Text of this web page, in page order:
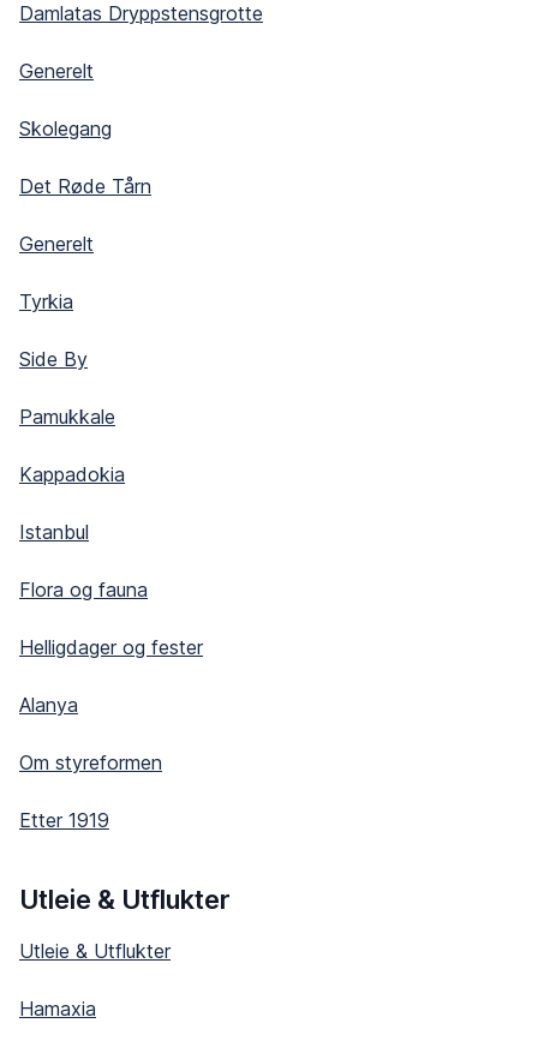
Damlatas Dryppstensgrotte
Generelt
Skolegang
Det Røde Tårn
Generelt
Tyrkia
Side By
Pamukkale
Kappadokia
Istanbul
Flora og fauna
Helligdager og fester
Alanya
Om styreformen
Etter 1919
Utleie & Utflukter
Utleie & Utflukter
Hamaxia